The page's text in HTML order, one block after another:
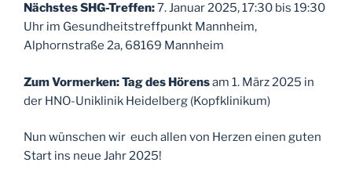
Nächstes SHG-Treffen:7. Januar 2025, 17:30 bis 19:30
Uhr im Gesundheitstreffpunkt Mannheim,
Alphornstraße 2a, 68169 Mannheim
Zum Vormerken: Tag des Hörensam 1. März 2025 in
der HNO-Uniklinik Heidelberg (Kopfklinikum)
Nun wünschen wir euch allen von Herzen einen guten
Start ins neue Jahr 2025!